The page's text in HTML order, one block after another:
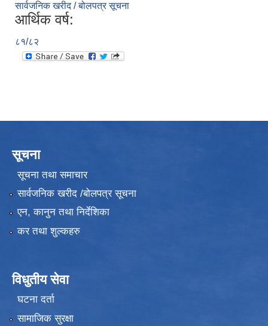
सार्वजनिक खरीद / बोलपत्र सूचना
आर्थिक वर्ष:
८१/८२
सूचना
सूचना तथा समाचार
सार्वजनिक खरीद /बोलपत्र सूचना
एन, कानुन तथा निर्देशिका
कर तथा शुल्कहरु
विधुतीय सेवा
घटना दर्ता
सामाजिक सुरक्षा